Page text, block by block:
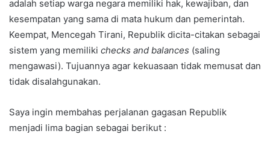
adalah setiap warga negara memiliki hak, kewajiban, dan
kesempatan yang sama di mata hukum dan pemerintah.
Keempat, Mencegah Tirani, Republik dicita-citakan sebagai
sistem yang memiliki checks and balances (saling
mengawasi). Tujuannya agar kekuasaan tidak memusat dan
tidak disalahgunakan.
Saya ingin membahas perjalanan gagasan Republik
menjadi lima bagian sebagai berikut :